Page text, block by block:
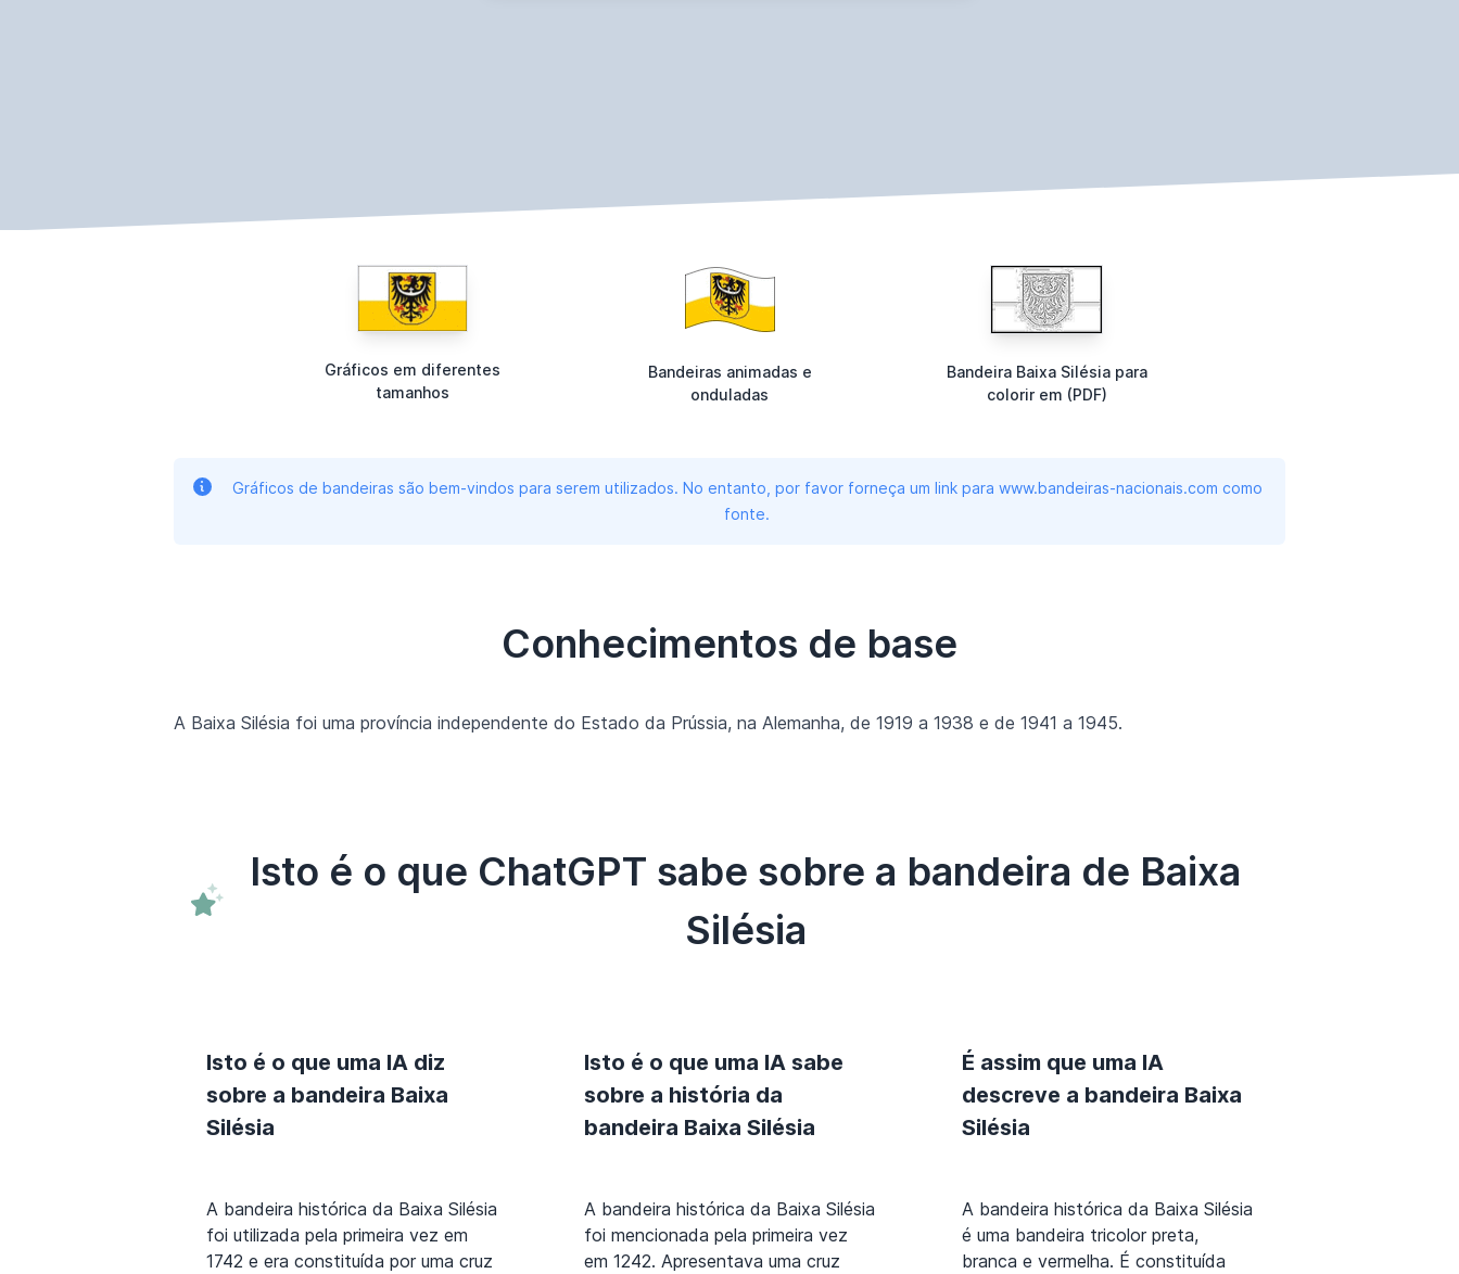
Gráficos em diferentes
tamanhos
Bandeiras animadas e
onduladas
Bandeira Baixa Silésia para
colorir em (PDF)
Gráficos de bandeiras são bem-vindos para serem utilizados. No entanto, por favor forneça um link para www.bandeiras-nacionais.com como
fonte.
Conhecimentos de base
A Baixa Silésia foi uma província independente do Estado da Prússia, na Alemanha, de 1919 a 1938 e de 1941 a 1945.
Isto é o que ChatGPT sabe sobre a bandeira de Baixa
Silésia
Isto é o que uma IA diz
sobre a bandeira Baixa
Silésia
A bandeira histórica da Baixa Silésia
foi utilizada pela primeira vez em
1742 e era constituída por uma cruz
Isto é o que uma IA sabe
sobre a história da
bandeira Baixa Silésia
A bandeira histórica da Baixa Silésia
foi mencionada pela primeira vez
em 1242. Apresentava uma cruz
É assim que uma IA
descreve a bandeira Baixa
Silésia
A bandeira histórica da Baixa Silésia
é uma bandeira tricolor preta,
branca e vermelha. É constituída